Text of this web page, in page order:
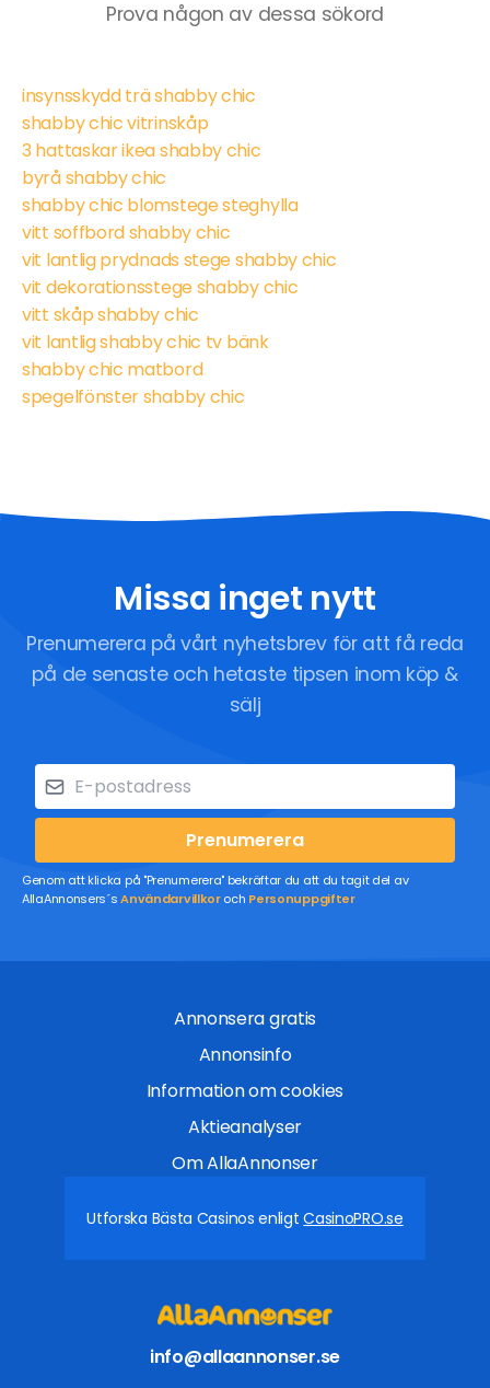
Prova någon av dessa sökord
insynsskydd trä shabby chic
shabby chic vitrinskåp
3 hattaskar ikea shabby chic
byrå shabby chic
shabby chic blomstege steghylla
vitt soffbord shabby chic
vit lantlig prydnads stege shabby chic
vit dekorationsstege shabby chic
vitt skåp shabby chic
vit lantlig shabby chic tv bänk
shabby chic matbord
spegelfönster shabby chic
Missa inget nytt
Prenumerera på vårt nyhetsbrev för att få reda
på de senaste och hetaste tipsen inom köp &
sälj
Prenumerera
Genom att klicka på "Prenumerera" bekräftar du att du tagit del av
AllaAnnonsers´sAnvändarvillkoroch Personuppgifter
Annonsera gratis
Annonsinfo
Information om cookies
Aktieanalyser
Om AllaAnnonser
Utforska Bästa Casinos enligtCasinoPRO.se
info@allaannonser.se